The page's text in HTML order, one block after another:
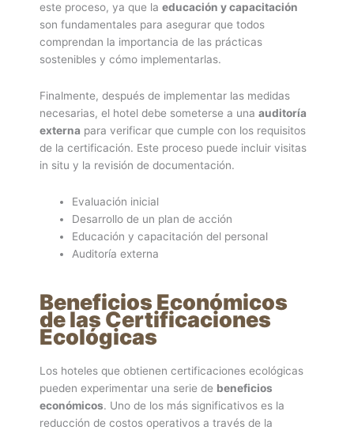
este proceso, ya que la educación y capacitación
son fundamentales para asegurar que todos
comprendan la importancia de las prácticas
sostenibles y cómo implementarlas.
Finalmente, después de implementar las medidas
necesarias, el hotel debe someterse a una auditoría
externa para verificar que cumple con los requisitos
de la certificación. Este proceso puede incluir visitas
in situ y la revisión de documentación.
Evaluación inicial
Desarrollo de un plan de acción
Educación y capacitación del personal
Auditoría externa
Beneficios Económicos
de las Certificaciones
Ecológicas
Los hoteles que obtienen certificaciones ecológicas
pueden experimentar una serie de beneficios
económicos. Uno de los más significativos es la
reducción de costos operativos a través de la